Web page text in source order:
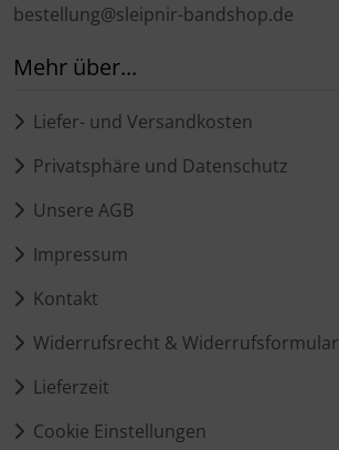
bestellung@sleipnir-bandshop.de
Mehr über...
Liefer- und Versandkosten
Privatsphäre und Datenschutz
Unsere AGB
Impressum
Kontakt
Widerrufsrecht & Widerrufsformular
Lieferzeit
Cookie Einstellungen